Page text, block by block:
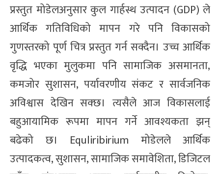
प्रस्तुत मोडेलअनुसार कुल गार्हस्थ उत्पादन (GDP) ले
आर्थिक गतिविधिको मापन गरे पनि विकासको
गुणस्तरको पूर्ण चित्र प्रस्तुत गर्न सक्दैन। उच्च आर्थिक
वृद्धि भएका मुलुकमा पनि सामाजिक असमानता,
कमजोर सुशासन, पर्यावरणीय संकट र सार्वजनिक
अविश्वास देखिन सक्छ। त्यसैले आज विकासलाई
बहुआयामिक रूपमा मापन गर्ने आवश्यकता झन्
बढेको छ। Equliribirium मोडेलले आर्थिक
उत्पादकत्व, सुशासन, सामाजिक समावेशिता, डिजिटल